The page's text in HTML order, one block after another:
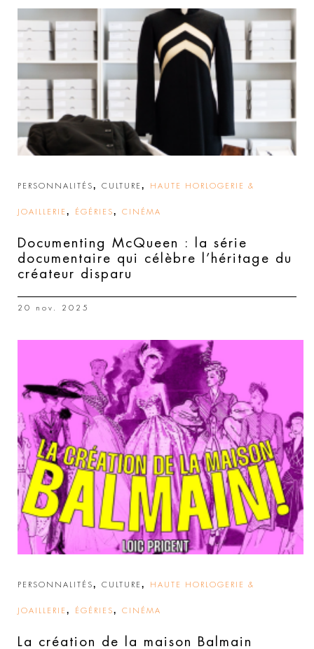
PERSONNALITÉS, CULTURE , HAUTE HORLOGERIE &
JOAILLERIE , ÉGÉRIES, CINÉMA
Documenting McQueen : la série
documentaire qui célèbre l’héritage du
créateur disparu
20 nov. 2025
PERSONNALITÉS, CULTURE , HAUTE HORLOGERIE &
JOAILLERIE , ÉGÉRIES, CINÉMA
La création de la maison Balmain